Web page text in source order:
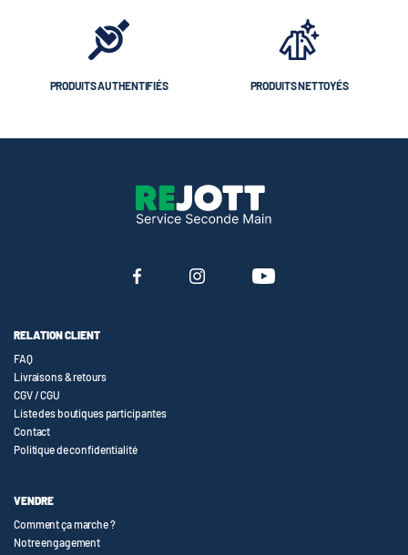
PRODUITS AUTHENTIFIÉS PRODUITS NETTOYÉS
RELATION CLIENT
FAQ
Livraisons & retours
CGV / CGU
Liste des boutiques participantes
Contact
Politique de confidentialité
VENDRE
Comment ça marche ?
Notre engagement